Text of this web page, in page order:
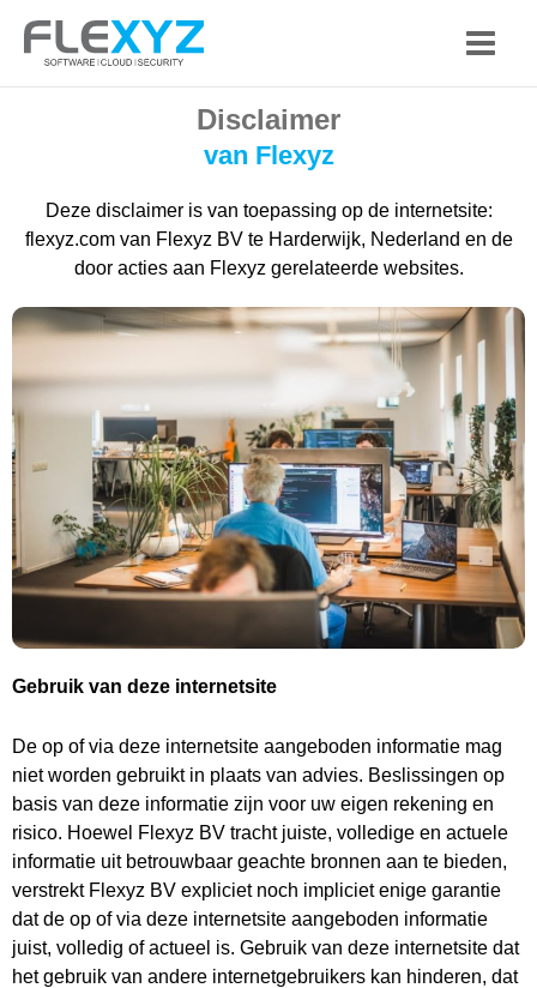
content
Disclaimer
van Flexyz
Deze disclaimer is van toepassing op de internetsite:
flexyz.com van Flexyz BV te Harderwijk, Nederland en de
door acties aan Flexyz gerelateerde websites.
Gebruik van deze internetsite
De op of via deze internetsite aangeboden informatie mag
niet worden gebruikt in plaats van advies. Beslissingen op
basis van deze informatie zijn voor uw eigen rekening en
risico. Hoewel Flexyz BV tracht juiste, volledige en actuele
informatie uit betrouwbaar geachte bronnen aan te bieden,
verstrekt Flexyz BV expliciet noch impliciet enige garantie
dat de op of via deze internetsite aangeboden informatie
juist, volledig of actueel is. Gebruik van deze internetsite dat
het gebruik van andere internetgebruikers kan hinderen, dat